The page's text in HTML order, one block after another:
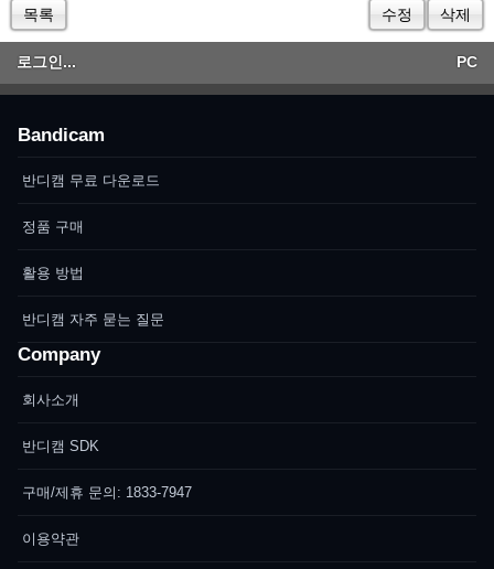
목록 수정 삭제
로그인... PC
Bandicam
반디캠 무료 다운로드
정품 구매
활용 방법
반디캠 자주 묻는 질문
Company
회사소개
반디캠 SDK
구매/제휴 문의: 1833-7947
이용약관